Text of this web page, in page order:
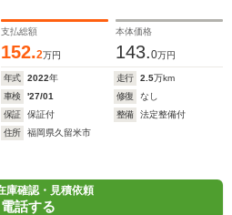
支払総額
152.2万円
本体価格
143.0万円
年式 2022年 走行 2.5万km
車検
'27/01 修復
なし
保証
保証付 整備
法定整備付
住所
福岡県久留米市
庫確認・見積依頼
電話する